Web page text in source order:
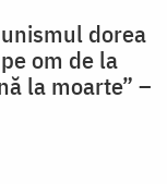
dorea
om de la
la moarte” –